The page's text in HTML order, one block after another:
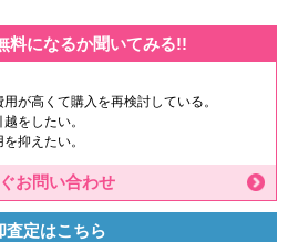
料になるか聞いてみる!!
が高くて購入を再検討している。
をしたい。
抑えたい。
お問い合わせ
査定はこちら